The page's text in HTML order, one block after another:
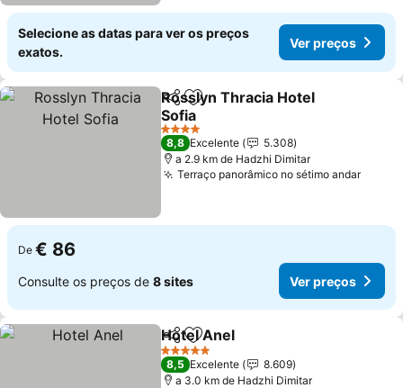
Selecione as datas para ver os preços
exatos.
Ver preços
PartilharAdicionar aos favoritos
Rosslyn Thracia Hotel
Sofia
4 Estrelas
8,8 Excelente
5.308
a 2.9 km de Hadzhi Dimitar
Terraço panorâmico no sétimo andar
De € 86
Consulte os preços de 8 sites Ver preços
PartilharAdicionar aos favoritos
Hotel Anel
5 Estrelas
8,5 Excelente
8.609
a 3.0 km de Hadzhi Dimitar